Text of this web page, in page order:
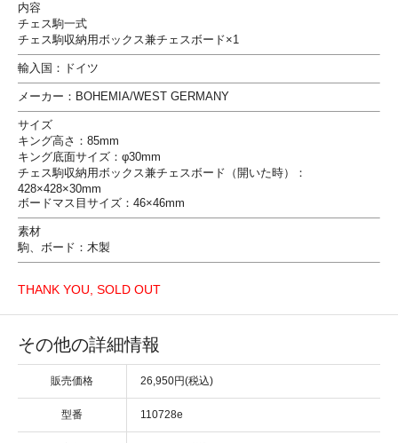
内容
チェス駒一式
チェス駒収納用ボックス兼チェスボード×1
輸入国：ドイツ
メーカー：BOHEMIA/WEST GERMANY
サイズ
キング高さ：85mm
キング底面サイズ：φ30mm
チェス駒収納用ボックス兼チェスボード（開いた時）：
428×428×30mm
ボードマス目サイズ：46×46mm
素材
駒、ボード：木製
THANK YOU, SOLD OUT
その他の詳細情報
販売価格 26,950円(税込)
型番 110728e